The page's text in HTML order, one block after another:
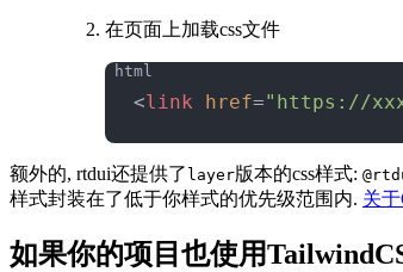
在页面上加载css文件
<link href="https://
额外的, rtdui还提供了 layer版本的css样式:
样式封装在了低于你样式的优先级范围内. 关
如果你的项目也使用